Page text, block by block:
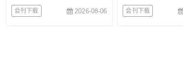
会刊下载 2026-08-06 会刊下载